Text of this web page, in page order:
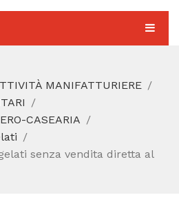
SERVE
MANIFATTURIERE
CASEARIA
senza vendita diretta al